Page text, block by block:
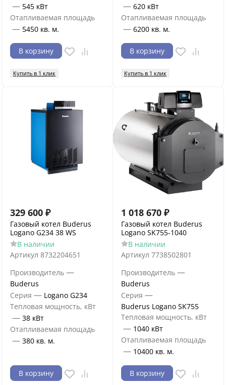
— 545 кВт
Отапливаемая площадь
— 5450 кв. м.
В корзину
Купить в 1 клик
— 620 кВт
Отапливаемая площадь
— 6200 кв. м.
В корзину
Купить в 1 клик
329 600 ₽
Газовый котел Buderus
Logano G234 38 WS
В наличии
Артикул 8732204651
Производитель —
Buderus
Серия — Logano G234
Тепловая мощность, кВт
— 38 кВт
Отапливаемая площадь
— 380 кв. м.
В корзину
1 018 670 ₽
Газовый котел Buderus
Logano SK755-1040
В наличии
Артикул 7738502801
Производитель —
Buderus
Серия —
Buderus Logano SK755
Тепловая мощность, кВт
— 1040 кВт
Отапливаемая площадь
— 10400 кв. м.
В корзину